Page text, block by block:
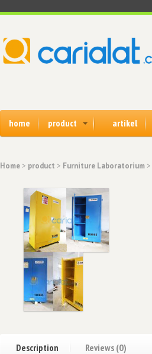
home product artikel
Home > product > Furniture Laboratorium
Description Reviews (0)